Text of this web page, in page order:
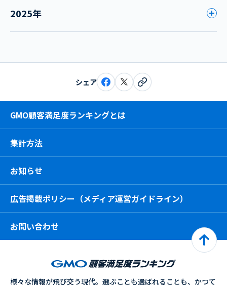
2025年
シェア
GMO顧客満足度ランキングとは
集計方法
お知らせ
広告掲載ポリシー（メディア運営ガイドライン）
お問い合わせ
様々な情報が飛び交う現代。選ぶことも選ばれることも、かつて